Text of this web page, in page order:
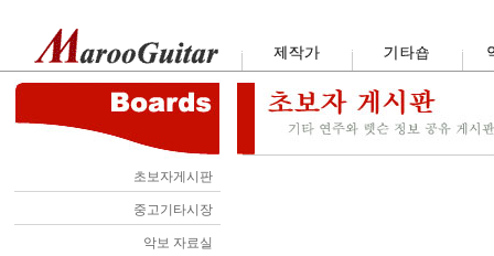
초보자게시판
중고기타시장
악보 자료실